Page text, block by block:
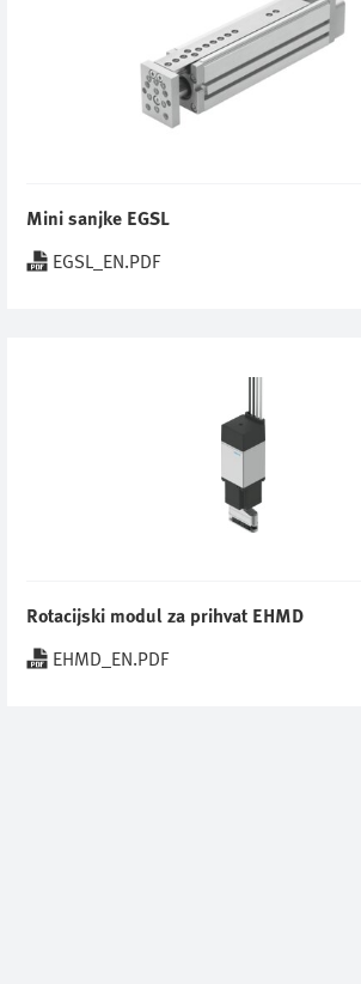
Mini sanjke EGSL
EGSL_EN.PDF
Rotacijski modul za prihvat EHMD
EHMD_EN.PDF